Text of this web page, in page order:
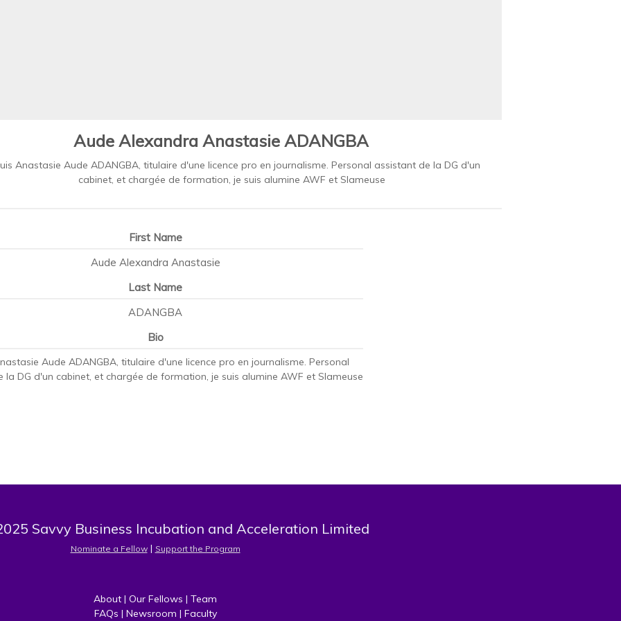
Aude Alexandra Anastasie ADANGBA
Anastasie Aude ADANGBA, titulaire d'une licence pro en journalisme. Personal assistant de la DG d'un
cabinet, et chargée de formation, je suis alumine AWF et Slameuse
First Name
Aude Alexandra Anastasie
Last Name
ADANGBA
Bio
Aude ADANGBA, titulaire d'une licence pro en journalisme. Personal
la DG d'un cabinet, et chargée de formation, je suis alumine AWF et Slameuse
Savvy Business Incubation and Acceleration Limited
Nominate a Fellow | Support the Program
About | Our Fellows | Team
FAQs | Newsroom | Faculty